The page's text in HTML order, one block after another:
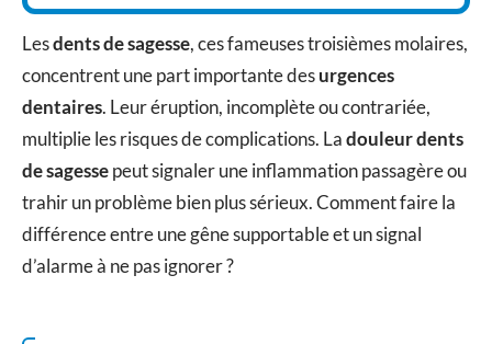
Lesdents de sagesse, ces fameuses troisièmes molaires,
concentrent une part importante desurgences
dentaires. Leur éruption, incomplète ou contrariée,
multiplie les risques de complications. Ladouleur dents
de sagessepeut signaler une inflammation passagère ou
trahir un problème bien plus sérieux. Comment faire la
différence entre une gêne supportable et un signal
d’alarme à ne pas ignorer ?